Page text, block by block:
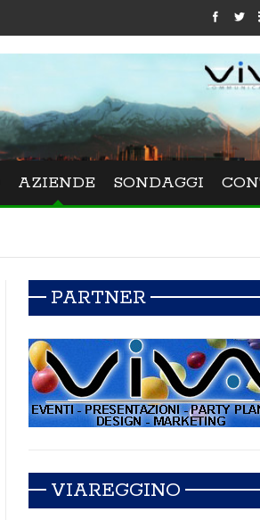
Festival La
AZIENDE SONDAGGI
PARTNER
VIAREGGINO